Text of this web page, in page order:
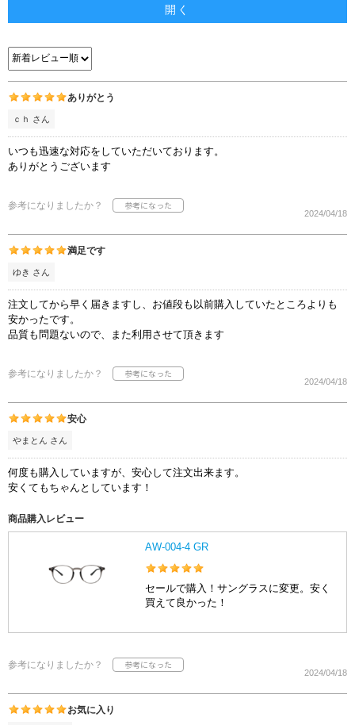
開く
ありがとう
ｃｈ さん
いつも迅速な対応をしていただいております。
ありがとうございます
参考になりましたか？
2024/04/18
満足です
ゆき さん
注文してから早く届きますし、お値段も以前購入していたところよりも
安かったです。
品質も問題ないので、また利用させて頂きます
参考になりましたか？
2024/04/18
安心
やまとん さん
何度も購入していますが、安心して注文出来ます。
安くてもちゃんとしています！
商品購入レビュー
AW-004-4 GR
セールで購入！サングラスに変更。安く
買えて良かった！
参考になりましたか？
2024/04/18
お気に入り